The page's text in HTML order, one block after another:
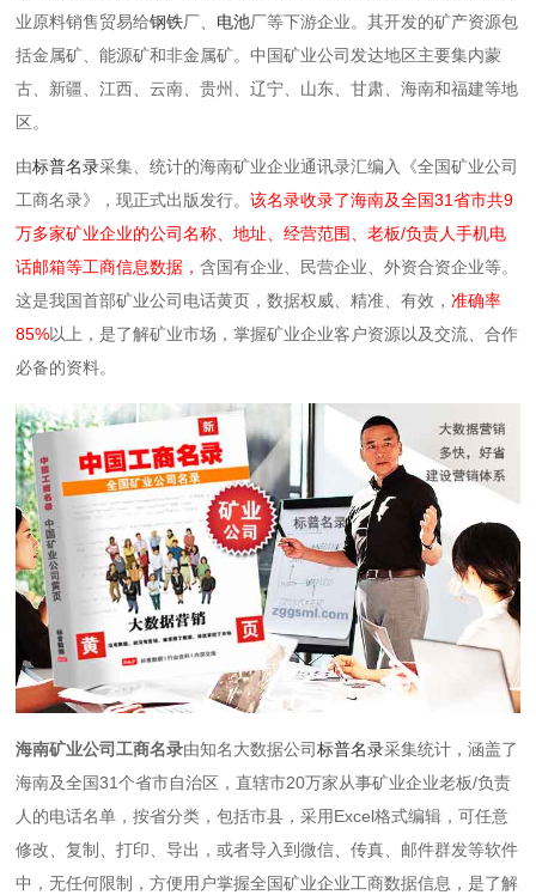
业原料销售贸易给钢铁厂、 电池厂等下游企业。其开发的矿产资源包
括金属矿、能源矿‌和非金属矿。中国矿业公司发达地区主要集内蒙
古、新疆、江西、云南、贵州、辽宁、山东、甘肃、海南和福建等地
区。‌‌
由标普名录采集、统计的海南矿业企业通讯录汇编入《全国矿业公司
工商名录》，现正式出版发行。该名录收录了海南及全国31省市共9
万多家矿业企业的公司名称、地址、经营范围、老板/负责人手机电
话邮箱等工商信息数据，含国有企业、民营企业、外资合资企业等。
这是我国首部矿业公司电话黄页，数据权威、精准、有效，准确率
85%以上，是了解矿业市场，掌握矿业企业客户资源以及交流、合作
必备的资料。
海南矿业公司工商名录由知名大数据公司标普名录采集统计，涵盖了
海南及全国31个省市自治区，直辖市20万家从事矿业企业老板/负责
人的电话名单，按省分类，包括市县，采用Excel格式编辑，可任意
修改、复制、打印、导出，或者导入到微信、传真、邮件群发等软件
中，无任何限制，方便用户掌握全国矿业企业工商数据信息，是了解